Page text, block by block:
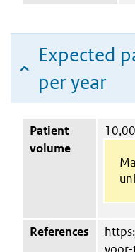
Expected
per year
Patient
volume
References